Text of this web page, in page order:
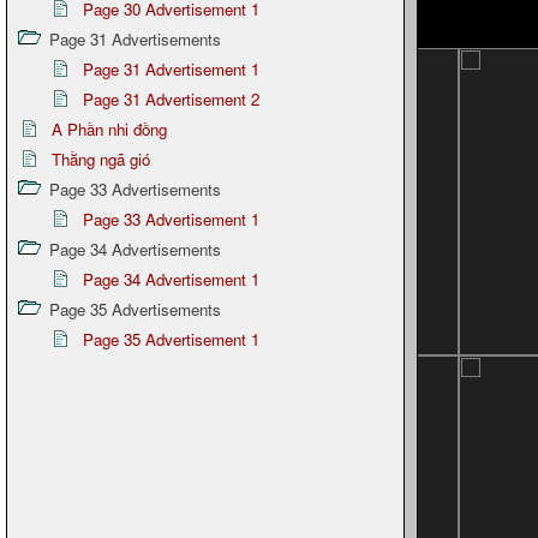
Page 30 Advertisement 1
Page 31 Advertisements
Page 31 Advertisement 1
Page 31 Advertisement 2
A Phần nhi đồng
Thằng ngã gió
Page 33 Advertisements
Page 33 Advertisement 1
Page 34 Advertisements
Page 34 Advertisement 1
Page 35 Advertisements
Page 35 Advertisement 1